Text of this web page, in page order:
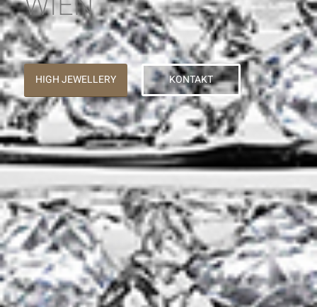
HIGH JEWELLERY KONTAKT